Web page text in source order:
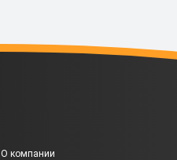
О компании